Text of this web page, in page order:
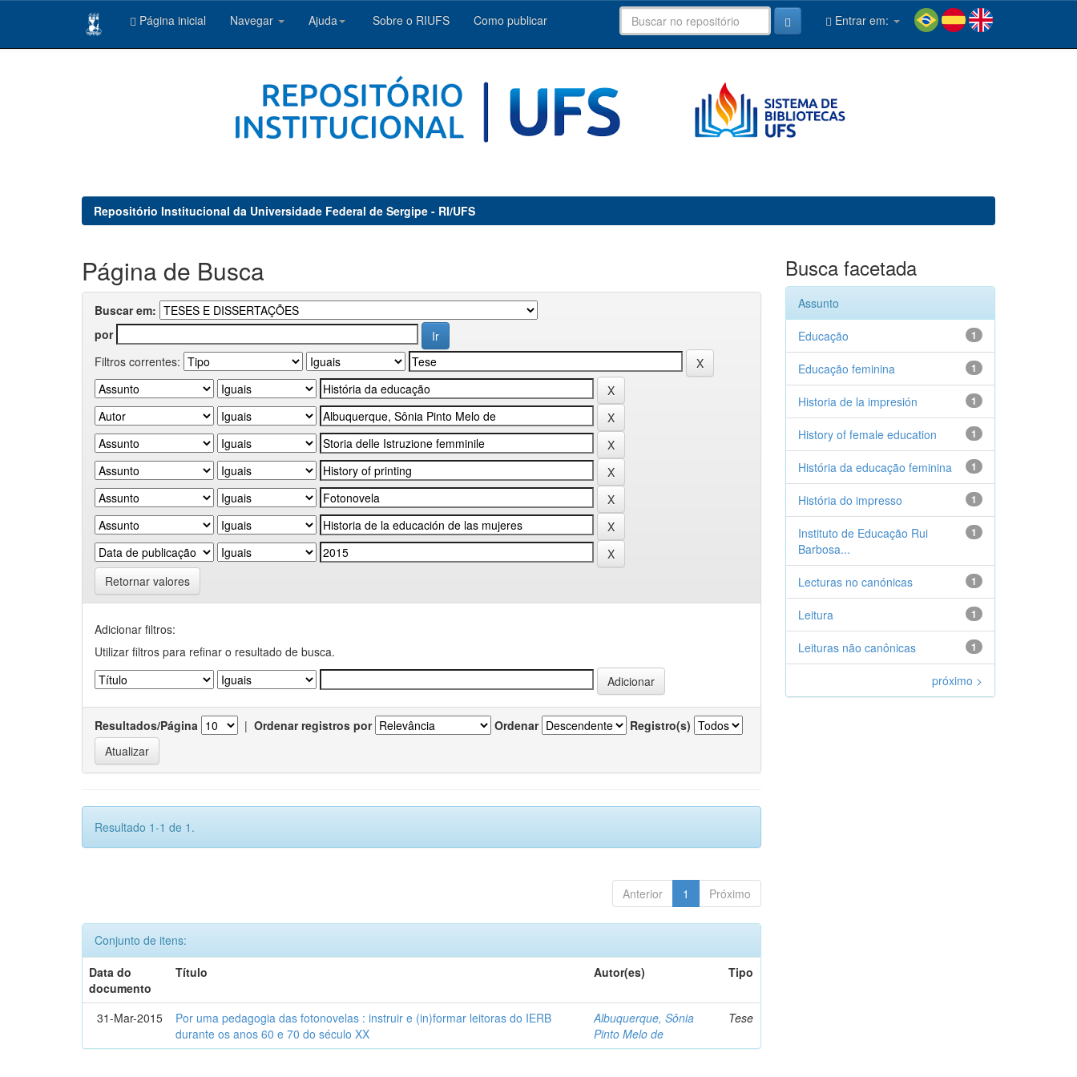
Página inicial Navegar Ajuda Sobre o RIUFS Como publicar Entrar em:
Repositório Institucional da Universidade Federal de Sergipe - RI/UFS
Página de Busca
Buscar em:
por
Filtros correntes:
Retornar valores
Adicionar filtros:
Utilizar filtros para refinar o resultado de busca.
Resultados/Página | Ordenar registros por Ordenar Registro(s)
Resultado 1-1 de 1.
Anterior 1 Próximo
Conjunto de itens:
Data do
documento
Título Autor(es) Tipo
31-Mar-2015
Por uma pedagogia das fotonovelas : instruir e (in)formar leitoras do IERB
durante os anos 60 e 70 do século XX
Albuquerque, Sônia
Pinto Melo de
Tese
Busca facetada
Assunto
1
Educação
1
Educação feminina
1
Historia de la impresión
1
History of female education
1
História da educação feminina
1
História do impresso
1
Instituto de Educação Rui
Barbosa...
1
Lecturas no canónicas
1
Leitura
1
Leituras não canônicas
próximo >